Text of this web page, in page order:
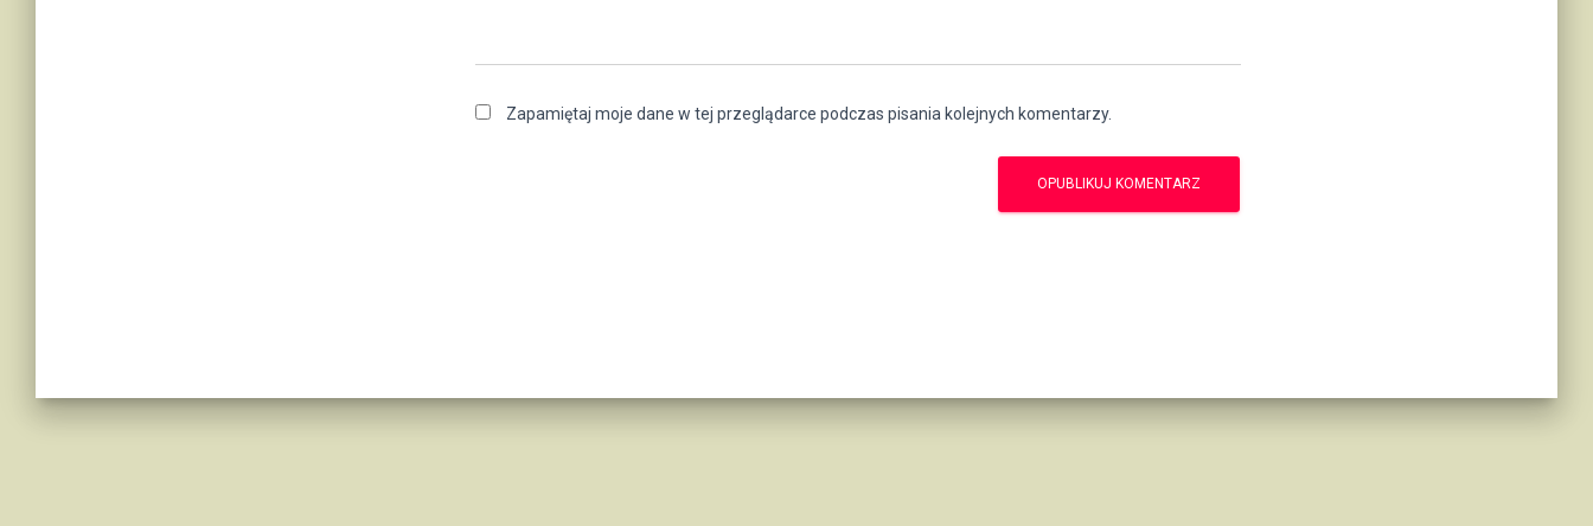
Zapamiętaj moje dane w tej przeglądarce podczas pisania kolejnych komentarzy.